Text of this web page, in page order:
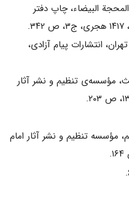
البیضاء، چاپ دفتر
انتشارات پیام آزادى،
مؤسسه‌ى تنظیم و نشر آثار
مؤسسه تنظیم و نشر آثار امام